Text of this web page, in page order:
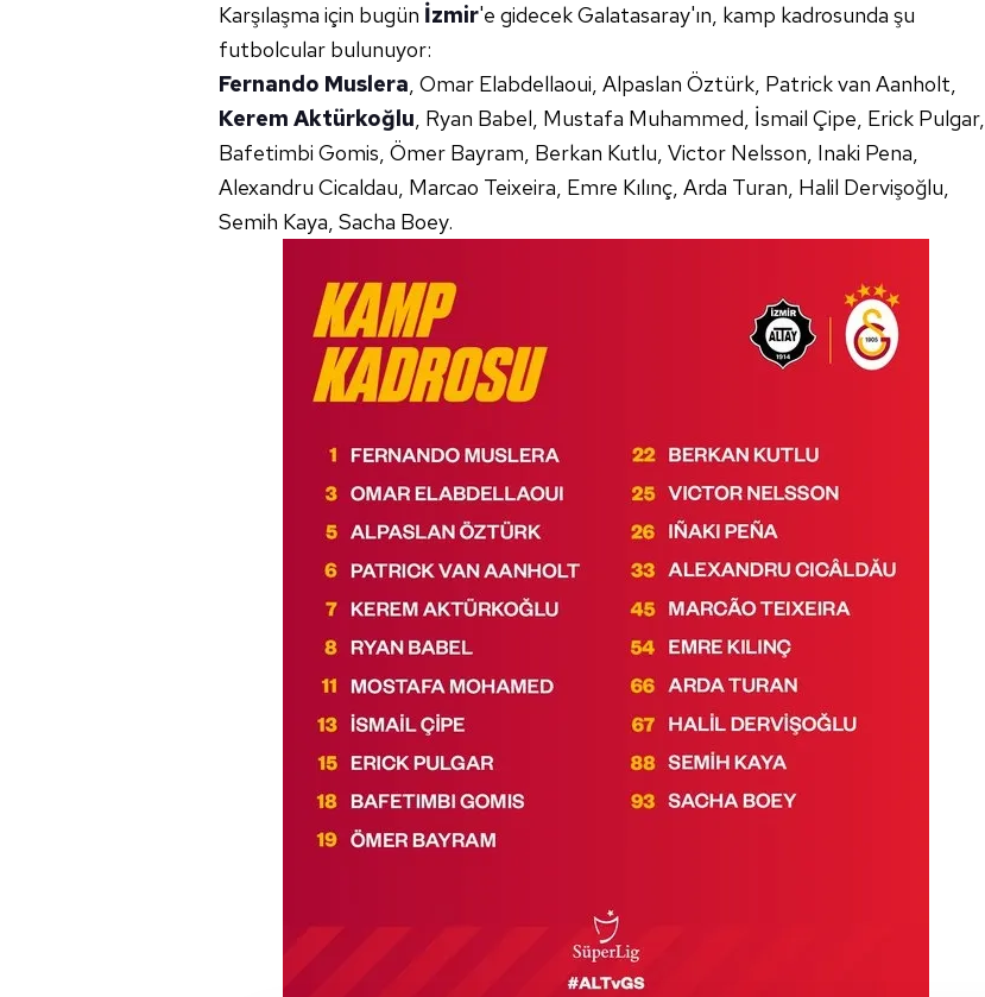
Karşılaşma için bugün İzmir'e gidecek Galatasaray'ın, kamp kadrosunda şu
futbolcular bulunuyor:
Fernando Muslera, Omar Elabdellaoui, Alpaslan Öztürk, Patrick van Aanholt,
Kerem Aktürkoğlu, Ryan Babel, Mustafa Muhammed, İsmail Çipe, Erick Pulgar,
Bafetimbi Gomis, Ömer Bayram, Berkan Kutlu, Victor Nelsson, Inaki Pena,
Alexandru Cicaldau, Marcao Teixeira, Emre Kılınç, Arda Turan, Halil Dervişoğlu,
Semih Kaya, Sacha Boey.